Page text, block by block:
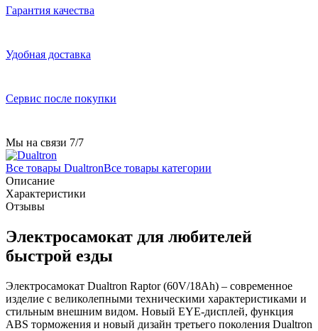
Гарантия качества
Удобная доставка
Сервис после покупки
Мы на связи 7/7
Все товары DualtronВсе товары категории
Описание
Характеристики
Отзывы
Электросамокат для любителей
быстрой езды
Электросамокат Dualtron Raptor (60V/18Ah) – современное
изделие с великолепными техническими характеристиками и
стильным внешним видом. Новый EYE-дисплей, функция
ABS торможения и новый дизайн третьего поколения Dualtron